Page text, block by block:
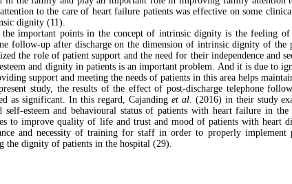
to the care of heart failure patients was effective on some
dignity (11).
important points in the concept of intrinsic dignity is the feeling
follow-up after discharge on the dimension of intrinsic dignity of
the role of patient support and the need for their independence and
and dignity in patients is an important problem. And it is due to
support and meeting the needs of patients in this area helps
study, the results of the effect of post-discharge telephone
as significant. In this regard, Cajandinget al. (2016) in their study
self-esteem and behavioural status of patients with heart failure in
to improve quality of life and trust and mood of patients with heart
and necessity of training for staff in order to properly
the dignity of patients in the hospital (29).